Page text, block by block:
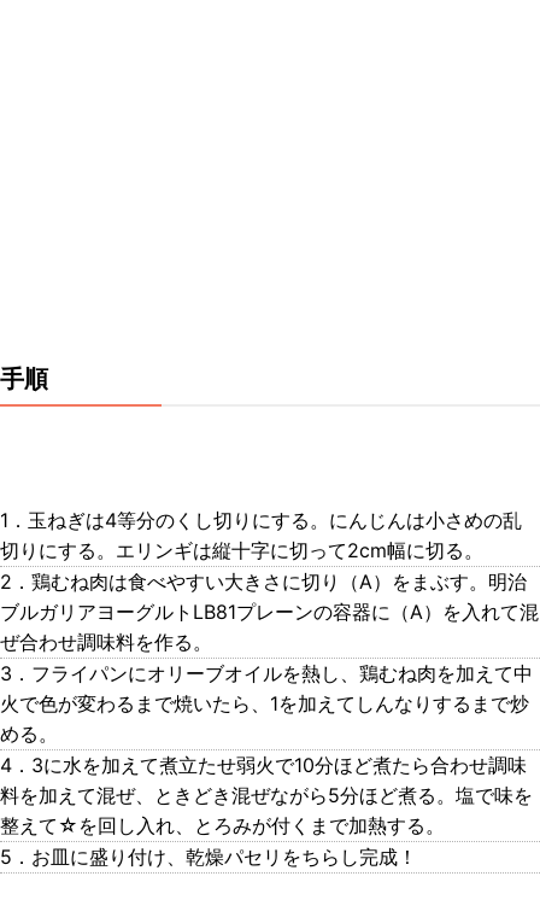
手順
1．玉ねぎは4等分のくし切りにする。にんじんは小さめの乱
切りにする。エリンギは縦十字に切って2cm幅に切る。
2．鶏むね肉は食べやすい大きさに切り（A）をまぶす。明治
ブルガリアヨーグルトLB81プレーンの容器に（A）を入れて混
ぜ合わせ調味料を作る。
3．フライパンにオリーブオイルを熱し、鶏むね肉を加えて中
火で色が変わるまで焼いたら、1を加えてしんなりするまで炒
める。
4．3に水を加えて煮立たせ弱火で10分ほど煮たら合わせ調味
料を加えて混ぜ、ときどき混ぜながら5分ほど煮る。塩で味を
整えて☆を回し入れ、とろみが付くまで加熱する。
5．お皿に盛り付け、乾燥パセリをちらし完成！